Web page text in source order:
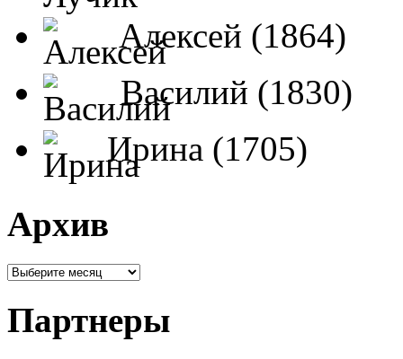
Алексей (1864)
Василий (1830)
Ирина (1705)
Архив
Партнеры